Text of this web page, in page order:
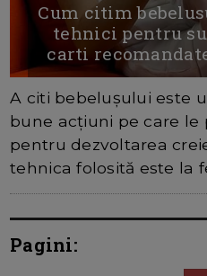
Cum citim
tehnici pentru
carti
A citi bebelușului este
bune acțiuni pe care
pentru dezvoltarea
tehnica folosită este la
Pagini: